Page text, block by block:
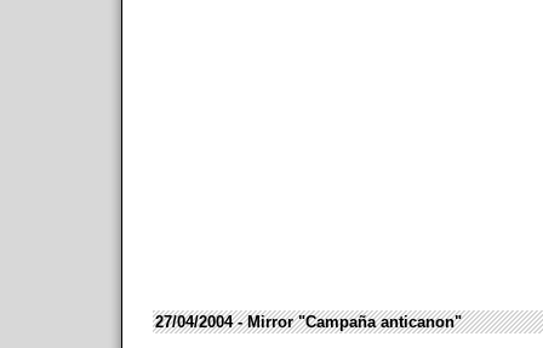
27/04/2004 - Mirror "Campaña anticanon"